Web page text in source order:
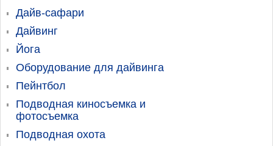
Дайв-сафари
Дайвинг
Йога
Оборудование для дайвинга
Пейнтбол
Подводная киносъемка и
фотосъемка
Подводная охота